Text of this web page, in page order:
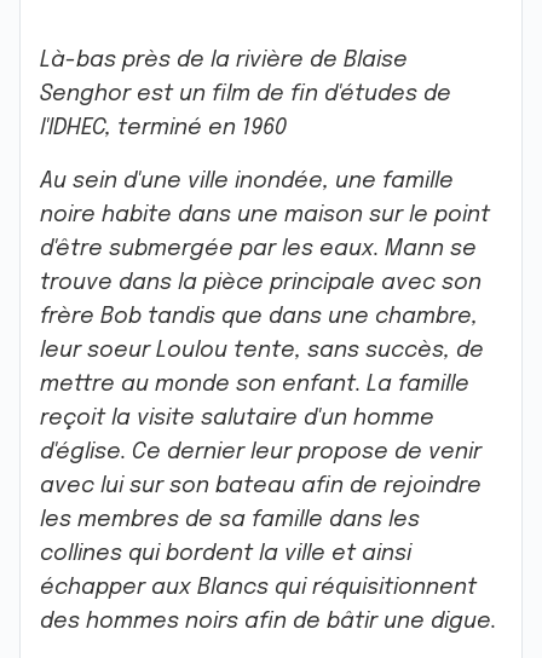
Là-bas près de la rivière de Blaise
Senghor est un film de fin d'études de
l'IDHEC, terminé en 1960
Au sein d'une ville inondée, une famille
noire habite dans une maison sur le point
d'être submergée par les eaux. Mann se
trouve dans la pièce principale avec son
frère Bob tandis que dans une chambre,
leur soeur Loulou tente, sans succès, de
mettre au monde son enfant. La famille
reçoit la visite salutaire d'un homme
d'église. Ce dernier leur propose de venir
avec lui sur son bateau afin de rejoindre
les membres de sa famille dans les
collines qui bordent la ville et ainsi
échapper aux Blancs qui réquisitionnent
des hommes noirs afin de bâtir une digue.